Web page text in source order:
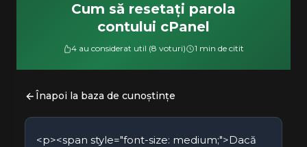
Cum să resetați parola
contului cPanel
4 au considerat util (8 voturi) 1 min de citit
Înapoi la baza de cunoștințe
<p><span style="font-size: medium;">Dacă